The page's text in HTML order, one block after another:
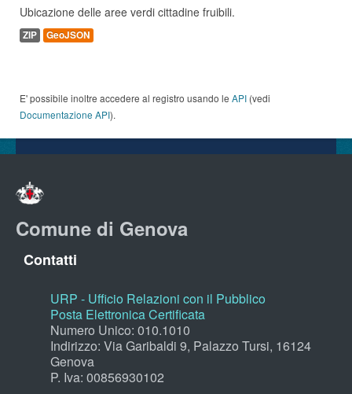
Ubicazione delle aree verdi cittadine fruibili.
ZIP GeoJSON
E' possibile inoltre accedere al registro usando le API (vedi
Documentazione API).
Comune di Genova
Contatti
URP - Ufficio Relazioni con il Pubblico
Posta Elettronica Certificata
Numero Unico: 010.1010
Indirizzo: Via Garibaldi 9, Palazzo Tursi, 16124
Genova
P. Iva: 00856930102